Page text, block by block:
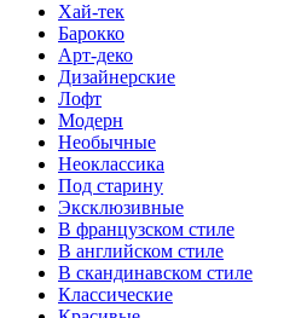
Хай-тек
Барокко
Арт-деко
Дизайнерские
Лофт
Модерн
Необычные
Неоклассика
Под старину
Эксклюзивные
В французском стиле
В английском стиле
В скандинавском стиле
Классические